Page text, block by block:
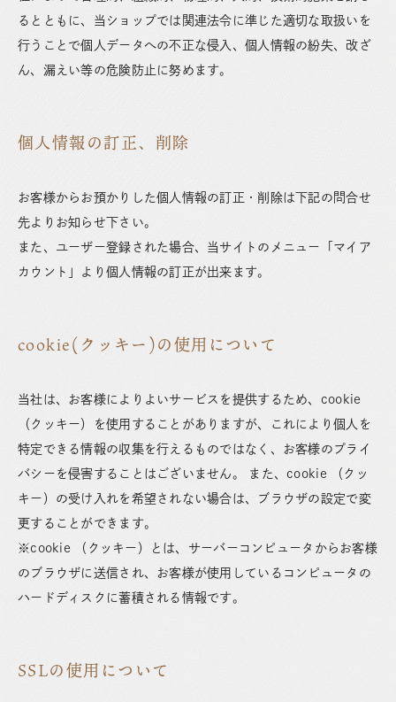
るとともに、当ショップでは関連法令に準じた適切な取扱いを
行うことで個人データへの不正な侵入、個人情報の紛失、改ざ
ん、漏えい等の危険防止に努めます。
個人情報の訂正、削除
お客様からお預かりした個人情報の訂正・削除は下記の問合せ
先よりお知らせ下さい。
また、ユーザー登録された場合、当サイトのメニュー「マイア
カウント」より個人情報の訂正が出来ます。
cookie(クッキー)の使用について
当社は、お客様によりよいサービスを提供するため、cookie
（クッキー）を使用することがありますが、これにより個人を
特定できる情報の収集を行えるものではなく、お客様のプライ
バシーを侵害することはございません。 また、cookie （クッ
キー）の受け入れを希望されない場合は、ブラウザの設定で変
更することができます。
※cookie （クッキー）とは、サーバーコンピュータからお客様
のブラウザに送信され、お客様が使用しているコンピュータの
ハードディスクに蓄積される情報です。
SSLの使用について